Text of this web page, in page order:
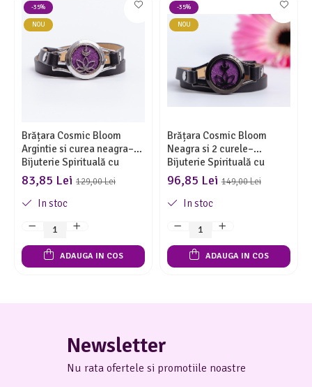
-35%
NOU
Brățara Cosmic Bloom
Argintie si curea neagra–
Bijuterie Spirituală cu
Geometrie Sacră și Energie
Cosmica
129,00 Lei
83,85 Lei
In stoc
ADAUGA IN COS
-35%
NOU
Brățara Cosmic Bloom
Neagra si 2 curele–
Bijuterie Spirituală cu
Geometrie Sacră și Energie
Cosmica
149,00 Lei
96,85 Lei
In stoc
ADAUGA IN COS
Newsletter
Nu rata ofertele si promotiile noastre